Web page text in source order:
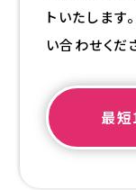
トいたしま
い合わせくだ
最